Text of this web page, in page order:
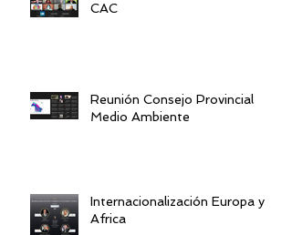
CAC
Reunión Consejo Provincial
Medio Ambiente
Internacionalización Europa y
Africa